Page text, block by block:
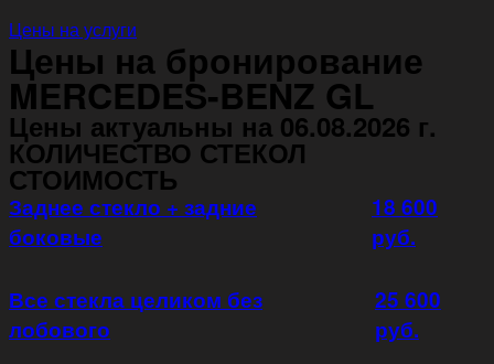
Цены на услуги
Цены на бронирование
MERCEDES-BENZ GL
Цены актуальны на 06.08.2026 г.
КОЛИЧЕСТВО СТЕКОЛ
СТОИМОСТЬ
Заднее стекло + задние
боковые
18 600
руб.
Все стекла целиком без
лобового
25 600
руб.